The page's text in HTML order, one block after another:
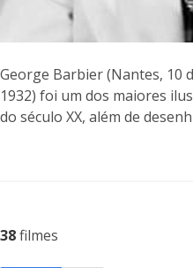
George Barbier (Nantes, 10
1932) foi um dos maiores
do século XX, além de
38filmes